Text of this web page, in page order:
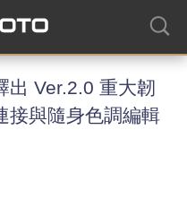
出 Ver.2.0 重大韌
接與隨身色調編輯